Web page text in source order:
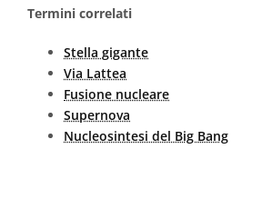
Termini correlati
Stella gigante
Via Lattea
Fusione nucleare
Supernova
Nucleosintesi del Big Bang